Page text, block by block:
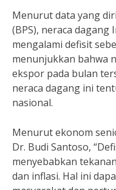
Menurut data yang
(BPS), neraca dagang
mengalami defisit
menunjukkan bahwa
ekspor pada bulan
neraca dagang ini
nasional.
Menurut ekonom
Dr. Budi Santoso,
menyebabkan
dan inflasi. Hal ini